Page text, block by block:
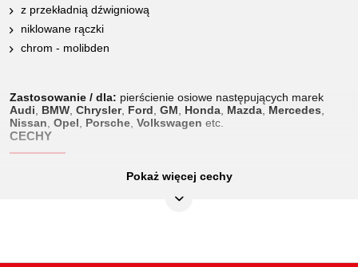
z przekładnią dźwigniową
niklowane rączki
chrom - molibden
Zastosowanie / dla: pierścienie osiowe następujących marek
Audi
BMW Chrysler, Ford GM Honda Mazda Mercedes
Nissan Opel Porsche Volkswagen etc.
CECHY
Pokaż więcej cechy